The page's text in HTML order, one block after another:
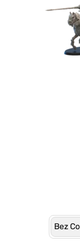
Bez